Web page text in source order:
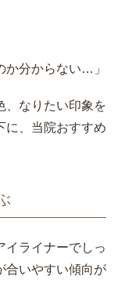
か分からない…」
、なりたい印象を
に、当院おすすめ
イライナーでしっ
合いやすい傾向が